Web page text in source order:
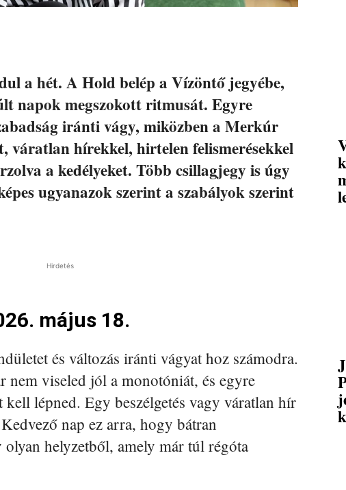
a hét. A Hold belép a Vízöntő jegyébe,
napok megszokott ritmusát. Egyre
iránti vágy, miközben a Merkúr
váratlan hírekkel, hirtelen felismerésekkel
a kedélyeket. Több csillagjegy is úgy
ugyanazok szerint a szabályok szerint
Hirdetés
május 18.
és változás iránti vágyat hoz számodra.
viseled jól a monotóniát, és egyre
kell lépned. Egy beszélgetés vagy váratlan hír
nap ez arra, hogy bátran
helyzetből, amely már túl régóta